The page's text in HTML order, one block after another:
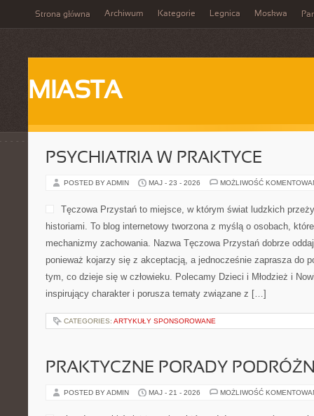
Strona główna Archiwum Kategorie Legnica Moskwa
MIASTA
PSYCHIATRIA W PRAKTYCE
POSTED BY ADMIN MAJ - 23 - 2026 MOŻLIWOŚĆ
Tęczowa Przystań to miejsce, w którym świat ludzkich
historiami. To blog internetowy tworzona z myślą o osobach,
mechanizmy zachowania. Nazwa Tęczowa Przystań dobrze
ponieważ kojarzy się z akceptacją, a jednocześnie zaprasza do
tym, co dzieje się w człowieku. Polecamy Dzieci i Młodzież i
inspirujący charakter i porusza tematy związane z […]
CATEGORIES: ARTYKUŁY SPONSOROWANE
PRAKTYCZNE PORADY
POSTED BY ADMIN MAJ - 21 - 2026 MOŻLIWOŚĆ